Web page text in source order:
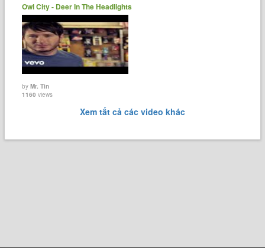
Owl City - Deer In The Headlights
byMr. Tin
1160 views
Xem tất cả các video khác